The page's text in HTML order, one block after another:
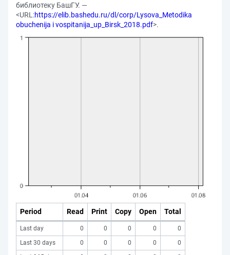
библиотеку БашГУ. —
<URL:https://elib.bashedu.ru/dl/corp/Lysova_Metodika
obuchenija i vospitanija_up_Birsk_2018.pdf>.
Period Read Print Copy Open Total
Last day 0 0 0 0
0
Last 30 days
0 0 0 0
0